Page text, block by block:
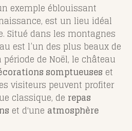
exemple éblouissant
est un lieu idéal
Situé dans les montagnes
est l’un des plus beaux de
de Noël, le château
somptueuses et
visiteurs peuvent profiter
classique, de repas
et d'une atmosphère